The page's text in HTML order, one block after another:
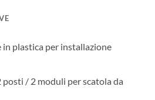
in plastica per installazione
/ 2 moduli per scatola da